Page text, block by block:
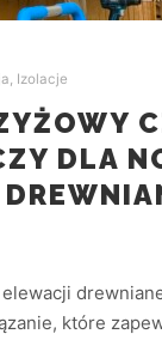
, Izolacje
DLA
które